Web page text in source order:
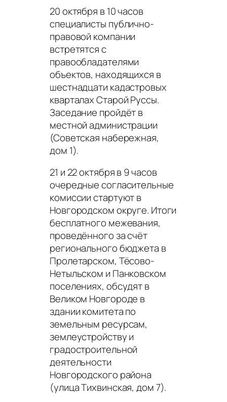
20 октября в 10 часов
специалисты публично-
правовой компании
встретятся с
правообладателями
объектов, находящихся в
шестнадцати кадастровых
кварталах Старой Руссы.
Заседание пройдёт в
местной администрации
(Советская набережная,
дом 1).
21 и 22 октября в 9 часов
очередные согласительные
комиссии стартуют в
Новгородском округе. Итоги
бесплатного межевания,
проведённого за счёт
регионального бюджета в
Пролетарском, Тёсово-
Нетыльском и Панковском
поселениях, обсудят в
Великом Новгороде в
здании комитета по
земельным ресурсам,
землеустройству и
градостроительной
деятельности
Новгородского района
(улица Тихвинская, дом 7).